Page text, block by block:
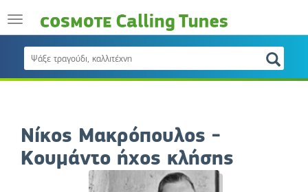
Νίκος Μακρόπουλος -
Κουμάντο ήχος κλήσης